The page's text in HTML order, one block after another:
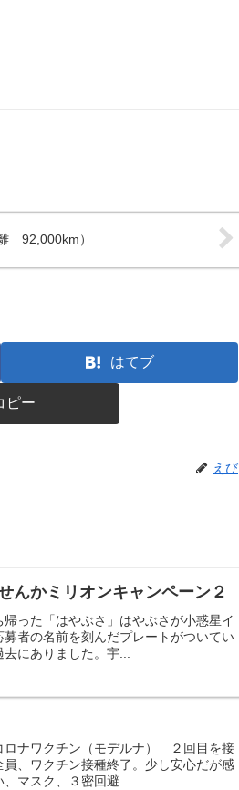
92,000km）
はてブ
ピー
えび
んかミリオンキャンペーン２
った「はやぶさ」はやぶさが小惑星イ
者の名前を刻んだプレートがついてい
にありました。宇...
ナワクチン（モデルナ） ２回目を接
、ワクチン接種終了。少し安心だが感
マスク、３密回避...